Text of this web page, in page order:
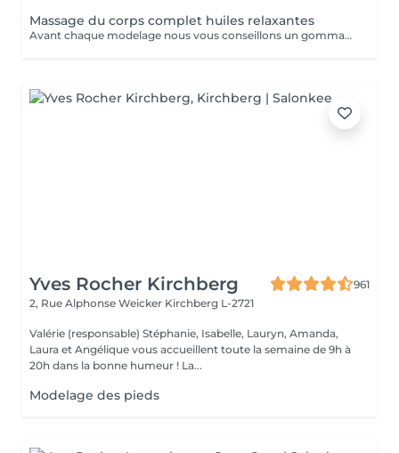
Massage du corps complet huiles relaxantes
Avant chaque modelage nous vous conseillons un gommage du corps peau de velours qui rendra votre peau toute douce. Le modelage est réalise par des personnes diplômées
Yves Rocher Kirchberg
961
2, Rue Alphonse Weicker Kirchberg L-2721
Valérie (responsable) Stéphanie, Isabelle, Lauryn, Amanda,
Laura et Angélique vous accueillent toute la semaine de 9h à
20h dans la bonne humeur ! La...
Modelage des pieds